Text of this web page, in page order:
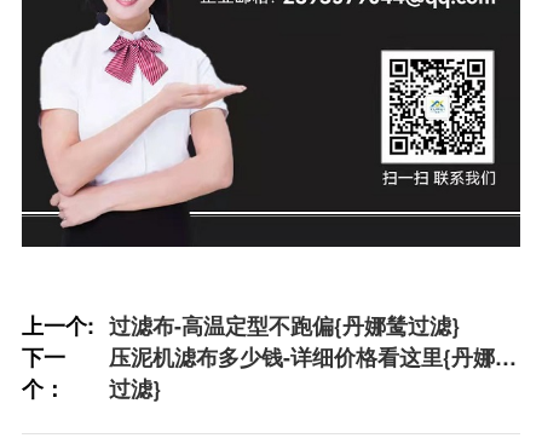
上一个: 过滤布-高温定型不跑偏{丹娜鸶过滤}
下一
个：
压泥机滤布多少钱-详细价格看这里{丹娜鸶
过滤}